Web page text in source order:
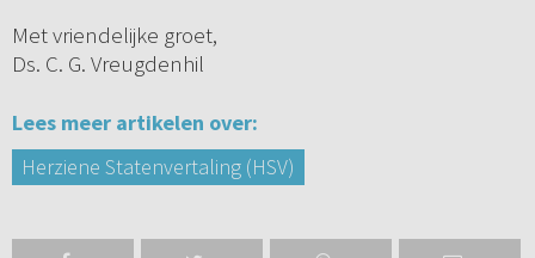
Met vriendelijke groet,
Ds. C. G. Vreugdenhil
Lees meer artikelen over:
Herziene Statenvertaling (HSV)